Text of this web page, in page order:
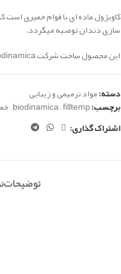
کاویزول ماده ای با قوام خمیری
سازی دندان توصیه میگردد.
این محصول ساخت شرکت biodinamica کشور برزیل می باشد.
دسته:مواد ترمیمی و زیبایی
برچسب: biodinamica,filltemp
,
اشتراک گذاری:
توضیحات